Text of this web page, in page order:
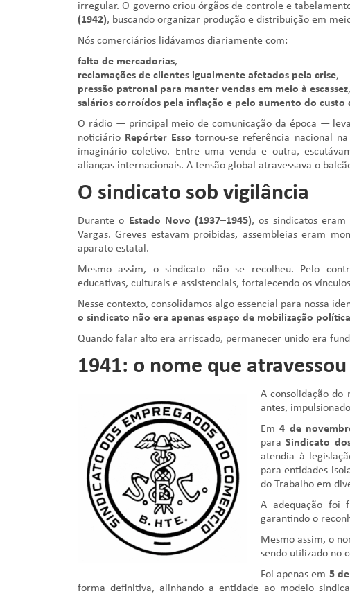
irregular. O governo criou órgãos de controle e
(1942), buscando organizar produção e distribuição em
Nós comerciários lidávamos diariamente com:
falta de mercadorias,
reclamações de clientes igualmente afetados pela crise,
pressão patronal para manter vendas em meio à escassez,
salários corroídos pela inflação e pelo aumento do custo
O rádio — principal meio de comunicação da época —
noticiário Repórter Esso tornou-se referência nacional
imaginário coletivo. Entre uma venda e outra,
alianças internacionais. A tensão global atravessava o
O sindicato sob vigilância
Durante o Estado Novo (1937–1945), os sindicatos
Vargas. Greves estavam proibidas, assembleias eram
aparato estatal.
Mesmo assim, o sindicato não se recolheu. Pelo
educativas, culturais e assistenciais, fortalecendo os
Nesse contexto, consolidamos algo essencial para nossa
o sindicato não era apenas espaço de mobilização
Quando falar alto era arriscado, permanecer unido era
1941: o nome que
A consolidação do
antes,
Em4 de
paraSindicato
atendia à
para entidades
do Trabalho em
A adequação foi
garantindo o
Mesmo assim, o
sendo utilizado no
Foi apenas em 5
forma definitiva, alinhando a entidade ao modelo